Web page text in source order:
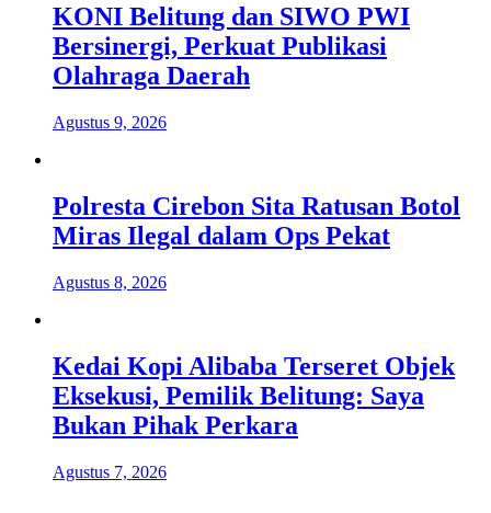
KONI Belitung dan SIWO PWI
Bersinergi, Perkuat Publikasi
Olahraga Daerah
Agustus 9, 2026
Polresta Cirebon Sita Ratusan Botol
Miras Ilegal dalam Ops Pekat
Agustus 8, 2026
Kedai Kopi Alibaba Terseret Objek
Eksekusi, Pemilik Belitung: Saya
Bukan Pihak Perkara
Agustus 7, 2026